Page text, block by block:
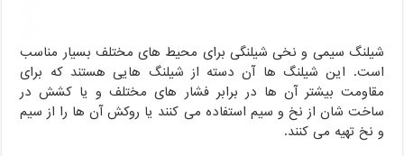
شیلنگ سیمی و نخی شیلنگی برای محیط های مختلف بسیار مناسب
است. این شیلنگ ها آن دسته از شیلنگ هایی هستند که برای
مقاومت بیشتر آن ها در برابر فشار های مختلف و یا کشش در
ساخت شان از نخ و سیم استفاده می کنند یا روکش آن ها را از سیم
و نخ تهیه می کنند.